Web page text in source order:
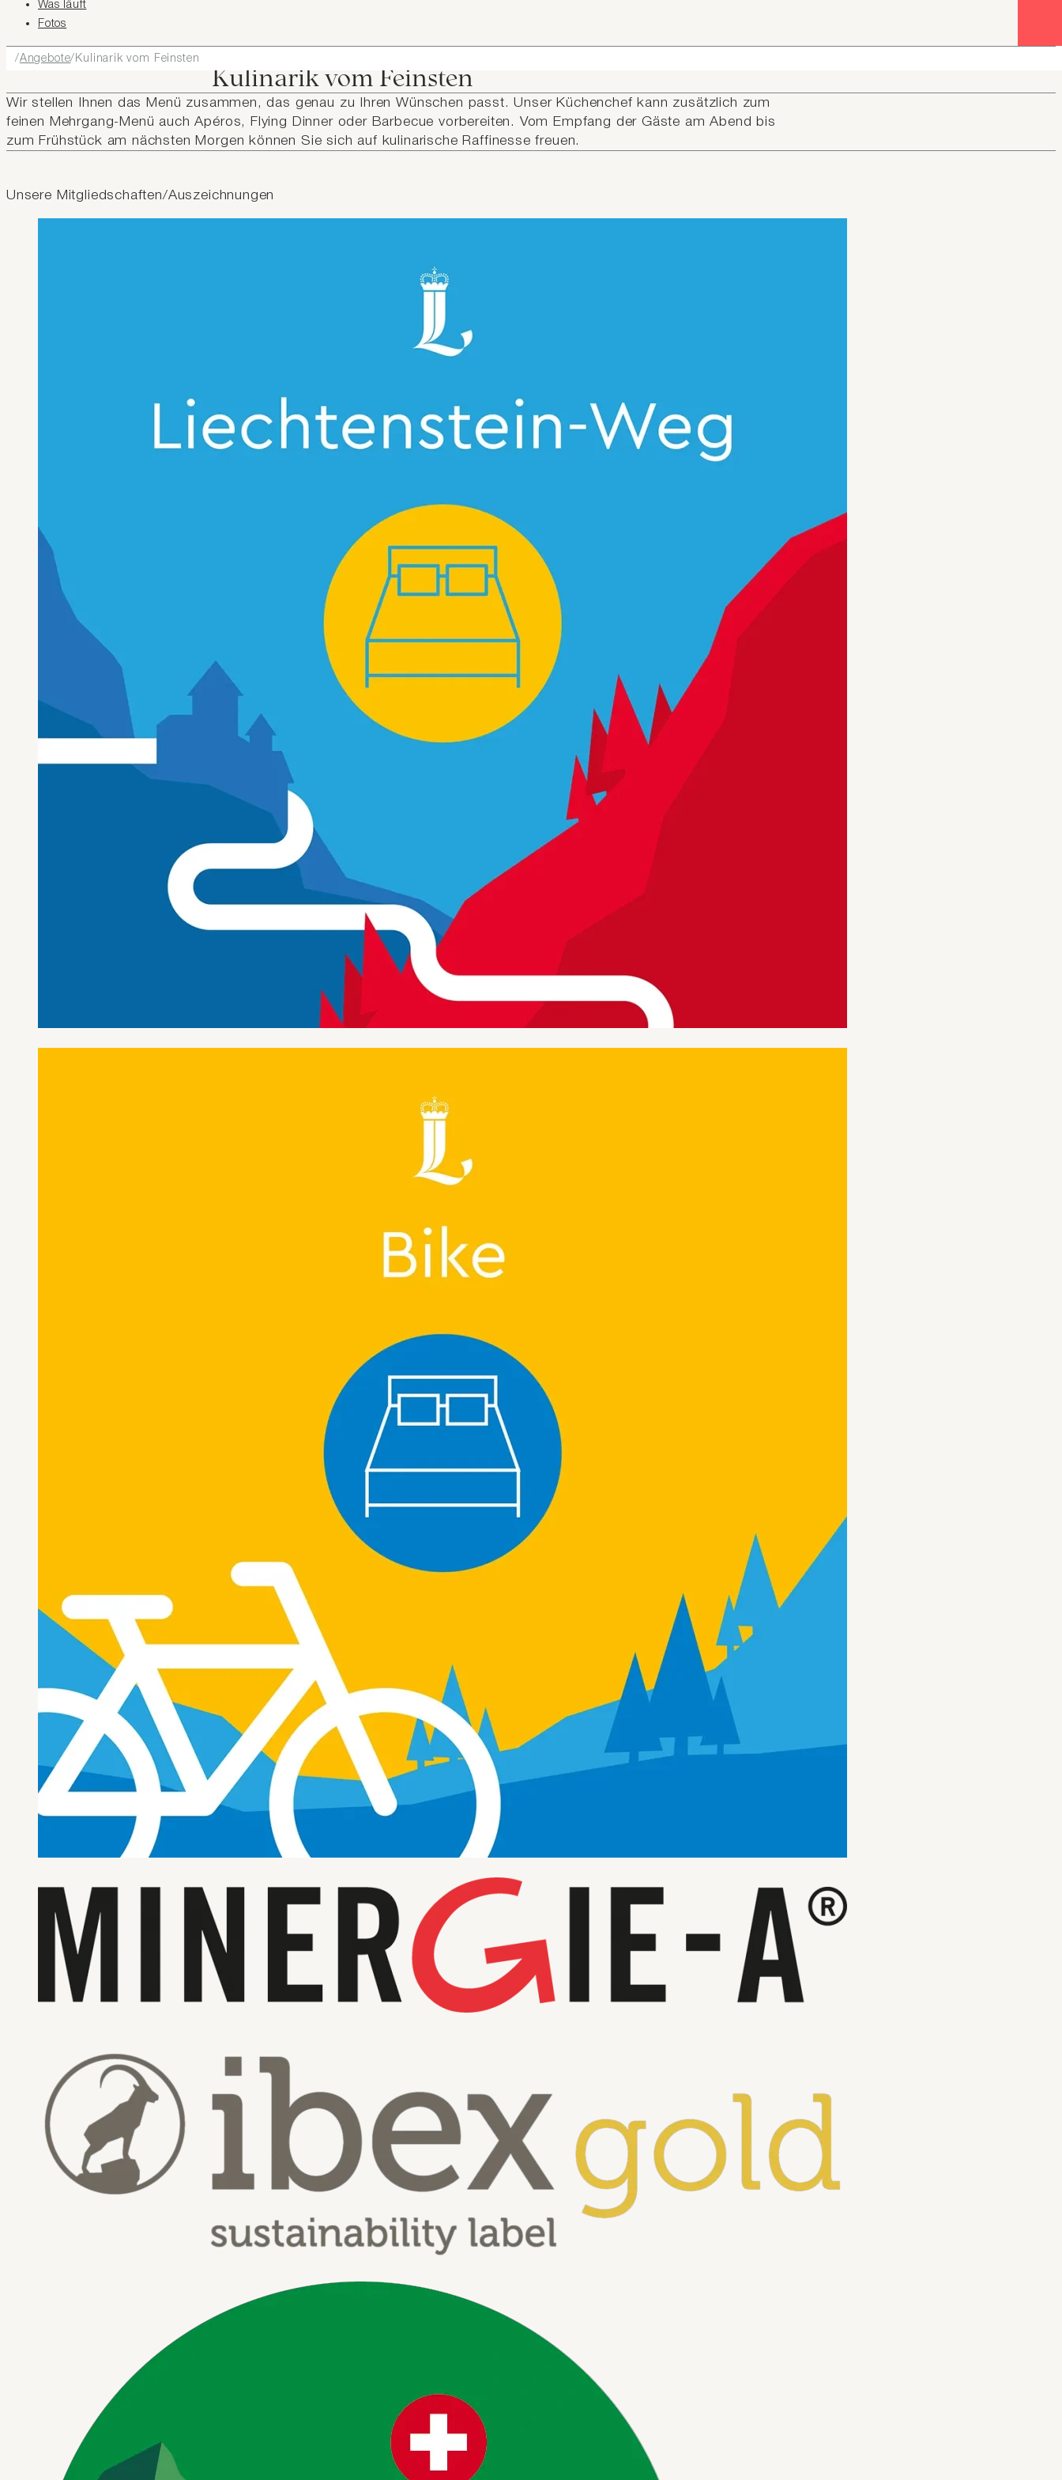
Was läuft
Fotos
Angebote Kulinarik vom Feinsten Kulinarik vom Feinsten
Wir stellen Ihnen das Menü zusammen, das genau zu Ihren Wünschen passt. Unser Küchenchef kann zusätzlich zum
feinen Mehrgang-Menü auch Apéros, Flying Dinner oder Barbecue vorbereiten. Vom Empfang der Gäste am Abend bis
zum Frühstück am nächsten Morgen können Sie sich auf kulinarische Raffinesse freuen.
Unsere Mitgliedschaften/Auszeichnungen